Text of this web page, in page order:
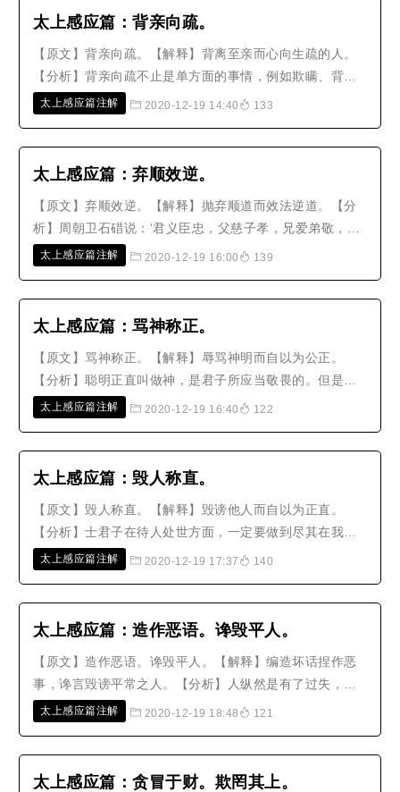
罪，何况竟敢指天地引神明，来证..
太上感应篇​：背亲向疏。
【原文】背亲向疏。【解释】背离至亲而心向生疏的人。
【分析】背亲向疏不止是单方面的事情，例如欺瞒、背弃
了父母，私自托付妻家。对待父母亲人像是平常人，却去
薄待所应厚待的人，厚待所应薄待的..
太上感应篇注解 2020-12-19 14:40 133
太上感应篇：弃顺效逆。
【原文】弃顺效逆。【解释】抛弃顺道而效法逆道。【分
析】周朝卫石碏说：‘君义臣忠，父慈子孝，兄爱弟敬，这
是六顺；卑贱妨害尊贵，年少欺凌年长，疏远者离间亲近
祸。’《书经》说：‘惠迪吉，从..
太上感应篇注解 2020-12-19 16:00 139
太上感应篇：骂神称正。
【原文】骂神称正。【解释】辱骂神明而自以为公正。
【分析】聪明正直叫做神，是君子所应当敬畏的。但是有
一些肆无忌惮的小人，自以为是正直无邪，可以使鬼神屈
小儿子出了水痘死亡。于老板竟然写..
太上感应篇注解 2020-12-19 16:40 122
太上感应篇：毁人称直。
【原文】毁人称直。【解释】毁谤他人而自以为正直。
【分析】士君子在待人处世方面，一定要做到尽其在我，
要使自己正直而没有邪恶，这才是直。有的人本身未能正
说，使人知道要改过；重要的在于有..
太上感应篇注解 2020-12-19 17:37 140
太上感应篇：造作恶语。谗毁平人。
【原文】造作恶语。谗毁平人。【解释】编造坏话捏作恶
事，谗言毁谤平常之人。【分析】人纵然是有了过失，也
应妥善为他掩护，如果本来就是清白无辜的人，却编造流
人的附和，使得听者受到迷惑而无..
太上感应篇注解 2020-12-19 18:48 121
太上感应篇：贪冒于财。欺罔其上。